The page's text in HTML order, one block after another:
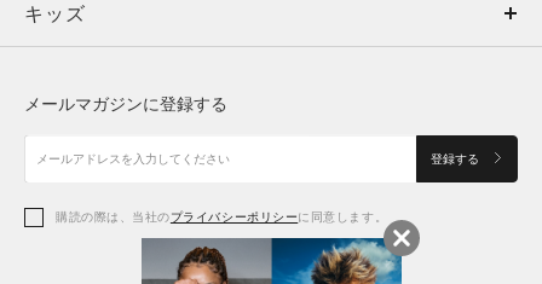
キッズ
アクセサリー
ボトムス
アクセサリー
トップス
シューズ
アクセサリー
キッズ
シューズ
メールマガジンに登録する
登録する
購読の際は、当社のプライバシーポリシーに同意します。